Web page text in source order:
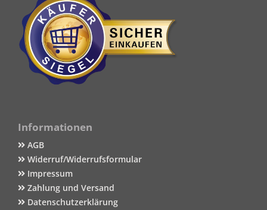
Informationen
AGB
Widerruf/Widerrufsformular
Impressum
Zahlung und Versand
Datenschutzerklärung